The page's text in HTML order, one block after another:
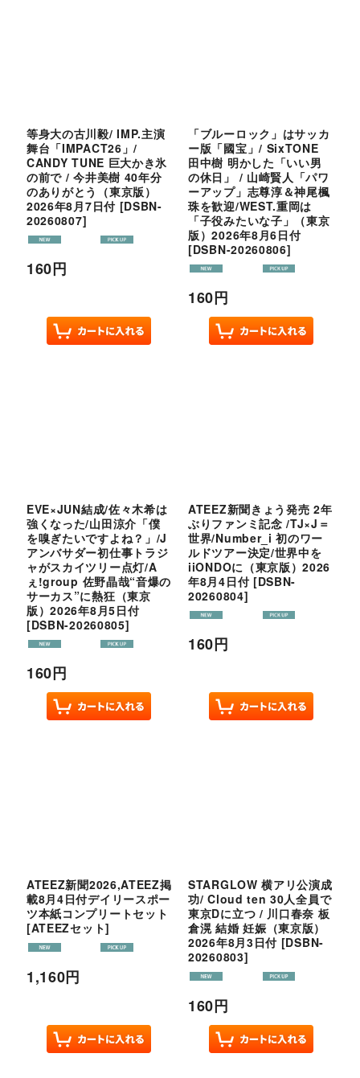
等身大の古川毅/ IMP.主演
舞台「IMPACT26」/
CANDY TUNE 巨大かき氷
の前で / 今井美樹 40年分
のありがとう（東京版）
2026年8月7日付 [DSBN-
20260807]
160円
「ブルーロック」はサッカ
ー版「國宝」/ SixTONE
田中樹 明かした「いい男
の休日」 / 山崎賢人「パワ
ーアップ」志尊淳＆神尾楓
珠を歓迎/WEST.重岡は
「子役みたいな子」（東京
版）2026年8月6日付
[DSBN-20260806]
160円
EVE×JUN結成/佐々木希は
強くなった/山田涼介「僕
を嗅ぎたいですよね？」/J
アンバサダー初仕事トラジ
ャがスカイツリー点灯/A
ぇ!group 佐野晶哉“音爆の
サーカス”に熱狂（東京
版）2026年8月5日付
[DSBN-20260805]
160円
ATEEZ新聞きょう発売 2年
ぶりファンミ記念 /TJ×J＝
世界/Number_i 初のワー
ルドツアー決定/世界中を
iiONDOに（東京版）2026
年8月4日付 [DSBN-
20260804]
160円
ATEEZ新聞2026,ATEEZ掲
載8月4日付デイリースポー
ツ本紙コンプリートセット
[ATEEZセット]
1,160円
STARGLOW 横アリ公演成
功/ Cloud ten 30人全員で
東京Dに立つ / 川口春奈 板
倉滉 結婚 妊娠（東京版）
2026年8月3日付 [DSBN-
20260803]
160円